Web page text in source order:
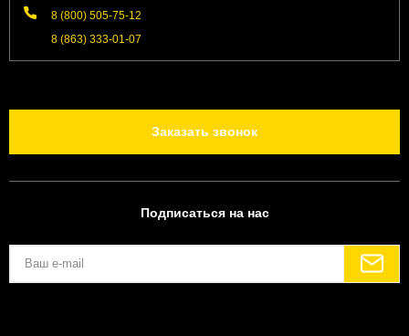
8 (800) 505-75-12
8 (863) 333-01-07
Заказать звонок
Подписаться на нас